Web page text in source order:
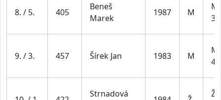
8. / 5. 405
Beneš
Marek
1987 M
9. / 3. 457 Šírek Jan 1983 M
Strnadová